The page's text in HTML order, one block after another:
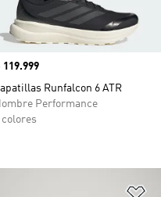
119.999
Runfalcon 6 ATR
Performance
colores